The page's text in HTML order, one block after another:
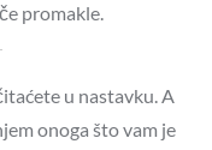
promakle.
u nastavku. A
onoga što vam je